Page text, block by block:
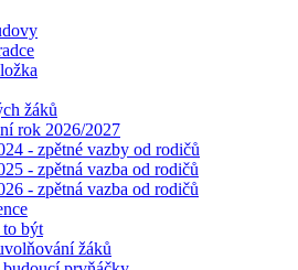
žáků
rok 2026/2027
- zpětné vazby od rodičů
- zpětná vazba od rodičů
- zpětná vazba od rodičů
to být
žáků